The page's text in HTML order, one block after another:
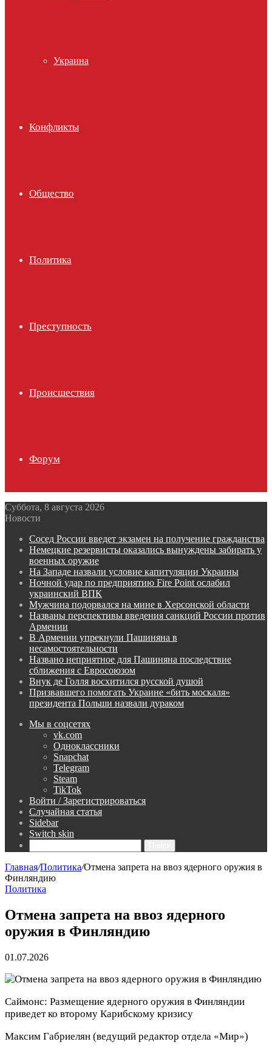
Украина
Конфликты
Общество
Политика
Преступность
Происшествия
Форум
Суббота, 8 августа 2026
Новости
Сосед России введет экзамен на получение гражданства
Немецкие резервисты оказались вынуждены забирать у
военных оружие
На Западе назвали условие капитуляции Украины
Ночной удар по предприятию Fire Point ослабил
украинский ВПК
Мужчина подорвался на мине в Херсонской области
Названы перспективы введения санкций России против
Армении
В Армении упрекнули Пашиняна в
несамостоятельности
Названо неприятное для Пашиняна последствие
сближения с Евросоюзом
Внук де Голля восхитился русской душой
Призвавшего помогать Украине «бить москаля»
президента Польши назвали дураком
Мы в соцсетях
vk.com
Одноклассники
Snapchat
Telegram
Steam
TikTok
Войти / Зарегистрироваться
Случайная статья
Sidebar
Switch skin
Главная/Политика/Отмена запрета на ввоз ядерного оружия в
Финляндию
Политика
Отмена запрета на ввоз ядерного
оружия в Финляндию
01.07.2026
Саймонс: Размещение ядерного оружия в Финляндии
приведет ко второму Карибскому кризису
Максим Габриелян (ведущий редактор отдела «Мир»)